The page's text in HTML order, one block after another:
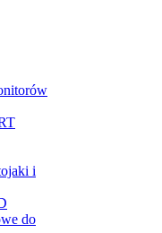
i
do